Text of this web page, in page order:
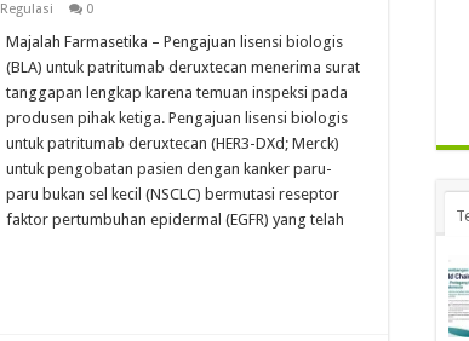
Regulasi 0
Majalah Farmasetika – Pengajuan lisensi biologis
(BLA) untuk patritumab deruxtecan menerima surat
tanggapan lengkap karena temuan inspeksi pada
produsen pihak ketiga. Pengajuan lisensi biologis
untuk patritumab deruxtecan (HER3-DXd; Merck)
untuk pengobatan pasien dengan kanker paru-
paru bukan sel kecil (NSCLC) bermutasi reseptor
faktor pertumbuhan epidermal (EGFR) yang telah